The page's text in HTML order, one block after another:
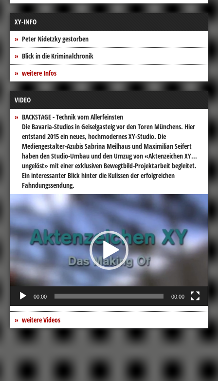
XY-INFO
Peter Nidetzky gestorben
Blick in die Kriminalchronik
weitere Infos
VIDEO
BACKSTAGE - Technik vom Allerfeinsten
Die Bavaria-Studios in Geiselgasteig vor den Toren Münchens. Hier
entstand 2015 ein neues, hochmodernes XY-Studio. Die
Mediengestalter-Azubis Sabrina Meilhaus und Maximilian Seifert
haben den Studio-Umbau und den Umzug von «Aktenzeichen XY...
ungelöst» mit einer exklusiven Bewegtbild-Projektarbeit begleitet.
Ein interessanter Blick hinter die Kulissen der erfolgreichen
Fahndungssendung.
Video-
Player
00:00 00:00
weitere Videos